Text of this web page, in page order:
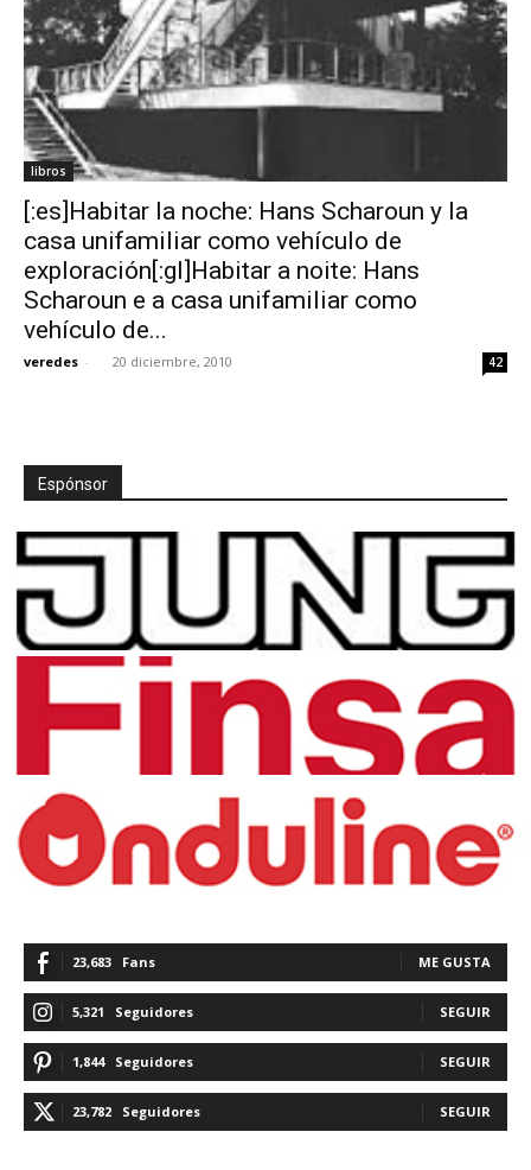
libros
[:es]Habitar la noche: Hans Scharoun y la
casa unifamiliar como vehículo de
exploración[:gl]Habitar a noite: Hans
Scharoun e a casa unifamiliar como
vehículo de...
veredes - 20 diciembre, 2010 42
Espónsor
23,683 Fans ME GUSTA
5,321 Seguidores SEGUIR
1,844 Seguidores SEGUIR
23,782 Seguidores SEGUIR